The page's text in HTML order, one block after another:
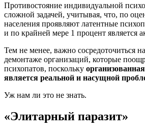
Противостояние индивидуальной
сложной задачей, учитывая, что, по
населения проявляют латентные
и по крайней мере 1 процент является
Тем не менее, важно сосредоточиться
демонтаже организаций, которые
психопатов, поскольку
является реальной и насущной
Уж нам ли это не знать.
«Элитарный паразит»